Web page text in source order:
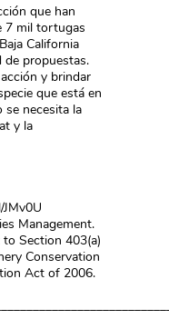
que han
7 mil tortugas
California
de propuestas.
y brindar
que está en
se necesita la
y la
Management.
Section 403(a)
Conservation
Act of 2006.